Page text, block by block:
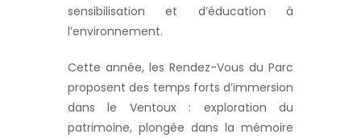
sensibilisation et d’éducation à
l’environnement.
Cette année, les Rendez-Vous du Parc
proposent des temps forts d’immersion
dans le Ventoux : exploration du
patrimoine, plongée dans la mémoire